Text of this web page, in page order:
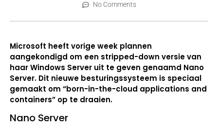
No Comments
Microsoft heeft vorige week plannen
aangekondigd om een stripped-down versie van
haar Windows Server uit te geven genaamd Nano
Server. Dit nieuwe besturingssysteem is speciaal
gemaakt om “born-in-the-cloud applications and
containers” op te draaien.
Nano Server